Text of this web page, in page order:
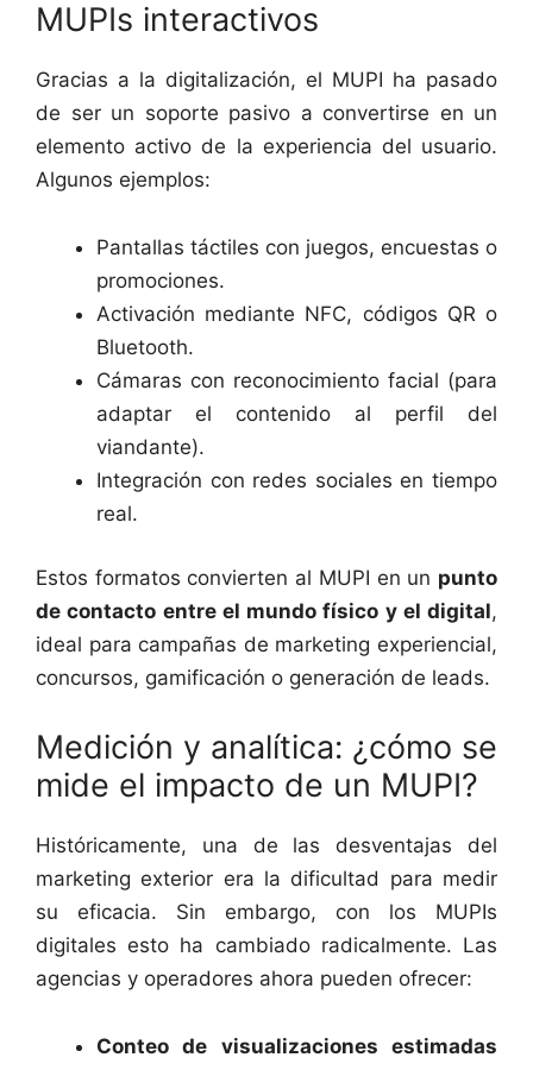
MUPIs interactivos
Gracias a la digitalización, el MUPI ha pasado
de ser un soporte pasivo a convertirse en un
elemento activo de la experiencia del usuario.
Algunos ejemplos:
Pantallas táctiles con juegos, encuestas o
promociones.
Activación mediante NFC, códigos QR o
Bluetooth.
Cámaras con reconocimiento facial (para
adaptar el contenido al perfil del
viandante).
Integración con redes sociales en tiempo
real.
Estos formatos convierten al MUPI en un punto
de contacto entre el mundo físico y el digital,
ideal para campañas de marketing experiencial,
concursos, gamificación o generación de leads.
Medición y analítica: ¿cómo se
mide el impacto de un MUPI?
Históricamente, una de las desventajas del
marketing exterior era la dificultad para medir
su eficacia. Sin embargo, con los MUPIs
digitales esto ha cambiado radicalmente. Las
agencias y operadores ahora pueden ofrecer:
Conteo de visualizaciones estimadas